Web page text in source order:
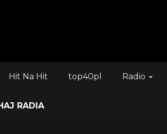
Hit Na Hit top40pl Radio
RADIA